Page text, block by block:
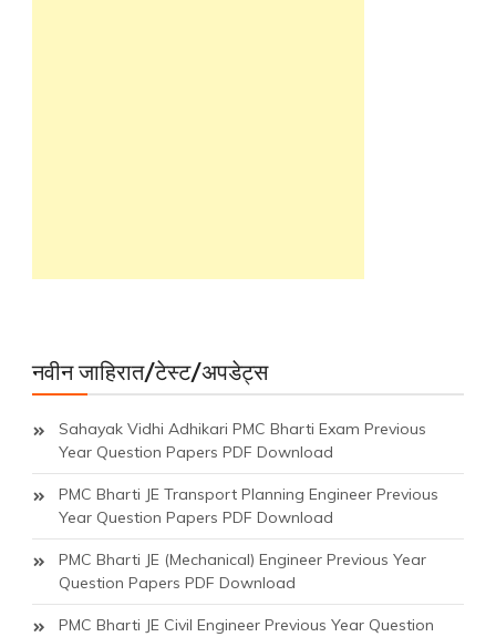
नवीन जाहिरात/टेस्ट/अपडेट्स
Sahayak Vidhi Adhikari PMC Bharti Exam Previous
Year Question Papers PDF Download
PMC Bharti JE Transport Planning Engineer Previous
Year Question Papers PDF Download
PMC Bharti JE (Mechanical) Engineer Previous Year
Question Papers PDF Download
PMC Bharti JE Civil Engineer Previous Year Question